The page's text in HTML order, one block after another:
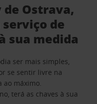
Ostrava,
de
sua medida
ser mais simples,
se sentir livre na
máximo.
terá as chaves à sua